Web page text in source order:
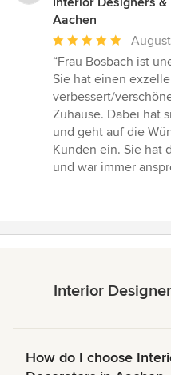
Aachen
Average
rating:
5
out
of
5
stars
“Frau Bosbach ist
Sie hat einen
verbessert/
Zuhause. Dabei hat
und geht auf die
Kunden ein. Sie hat
und war immer
Interior
How do I choose